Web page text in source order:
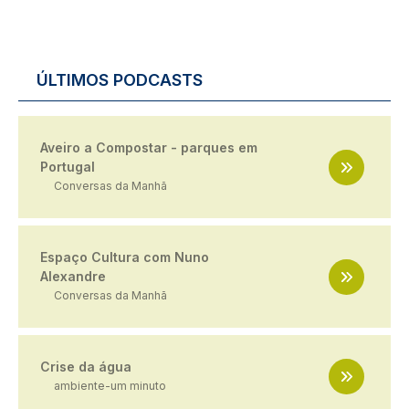
ÚLTIMOS PODCASTS
Aveiro a Compostar - parques em
Portugal
Conversas da Manhã
Espaço Cultura com Nuno
Alexandre
Conversas da Manhã
Crise da água
ambiente-um minuto